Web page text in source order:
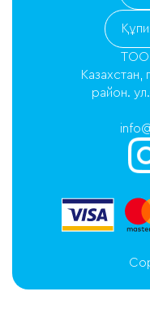
ТОО
Казахстан,
район.